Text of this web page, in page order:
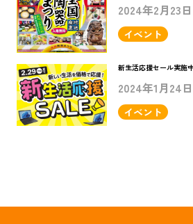
2024年2月23
イベント
新生活応援セール実施
2024年1月24
イベント